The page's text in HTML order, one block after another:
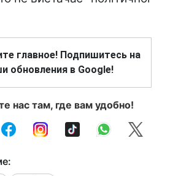
главное! Подпишитесь на
обновления в Google!
нас там, где вам удобно!